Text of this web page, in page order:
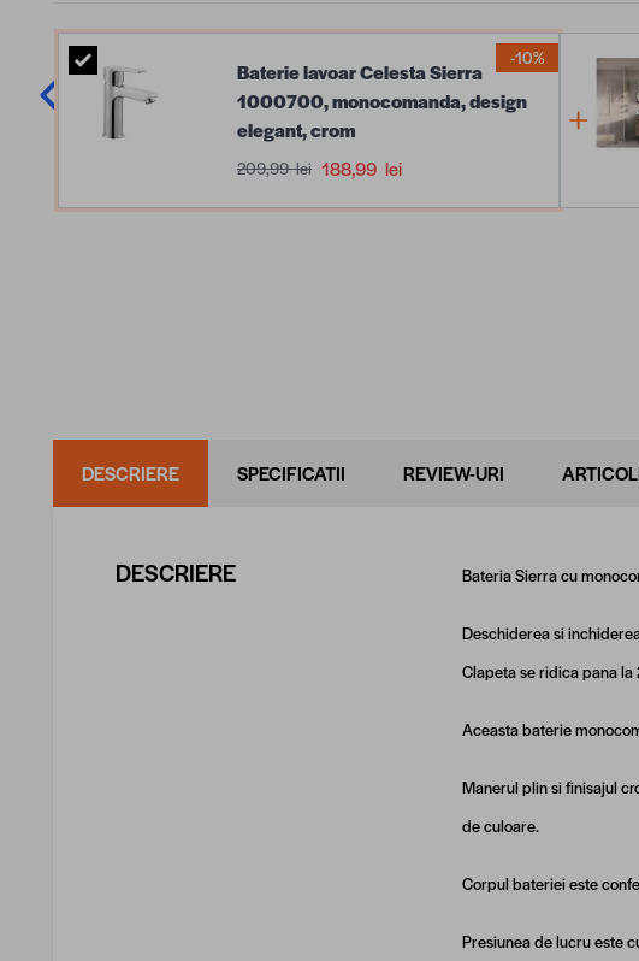
Baterie lavoar Celesta Sierra
1000700, monocomanda, design
elegant, crom
209,99 lei 188,99 lei
-10%
DESCRIERE SPECIFICATII REVIEW-URI
DESCRIERE Bateria Sierra cu
Deschiderea si
Clapeta se ridica pana
Aceasta baterie
Manerul plin si finisajul
de culoare.
Corpul bateriei este
Presiunea de lucru este